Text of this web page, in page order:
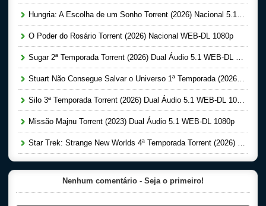
Hungria: A Escolha de um Sonho Torrent (2026) Nacional 5.1 WEB-DL 1080p
O Poder do Rosário Torrent (2026) Nacional WEB-DL 1080p
Sugar 2ª Temporada Torrent (2026) Dual Áudio 5.1 WEB-DL 1080p
Stuart Não Consegue Salvar o Universo 1ª Temporada (2026) Dual Áudio 5.1 WEB-DL 1080p
Silo 3ª Temporada Torrent (2026) Dual Áudio 5.1 WEB-DL 1080p
Missão Majnu Torrent (2023) Dual Áudio 5.1 WEB-DL 1080p
Star Trek: Strange New Worlds 4ª Temporada Torrent (2026) Dual Áudio 5.1 WEB-DL 1080p
Nenhum comentário - Seja o primeiro!